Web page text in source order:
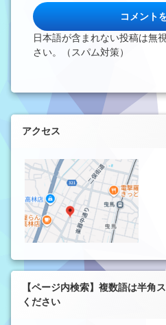
日本語が含まれない投稿は無
さい。（スパム対策）
左サイドバー
アクセス
【ページ内検索】複数語は半角
ください